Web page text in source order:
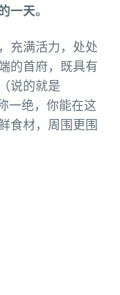
一天。
充满活力，处处
的首府，既具有
说的就是
一绝，你能在这
食材，周围更围